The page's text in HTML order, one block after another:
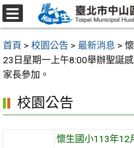
跳
至
要
內
容
首頁 > 校園公告 > 最新消息 >
23日星期一上午8:00舉辦聖誕
家長參加。
校園公告
懷生國小113年12
選
單